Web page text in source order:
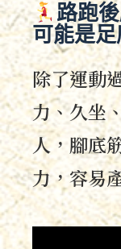
路跑
可能是
除了運動
力、久坐
人，腳底
力，容易